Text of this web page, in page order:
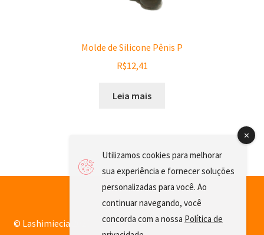
Molde de Silicone Pênis P
R$12,41
Leia mais
© Lashimiecia 2026
Utilizamos cookies para melhorar
sua experiência e fornecer soluções
personalizadas para você. Ao
continuar navegando, você
concorda com a nossa Política de